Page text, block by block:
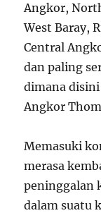
Angkor,
West Baray,
Central
dan paling
dimana
Angkor
Memasuki
merasa
peninggalan
dalam suatu